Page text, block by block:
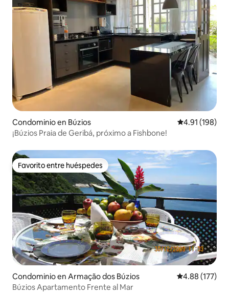
Condominio en Búzios Calificación
4.91 (198)
¡Búzios Praia de Geribá, próximo a Fishbone!
Favorito entre huéspedes
Favorito entre huéspedes
Condominio en Armação dos Búzios Calificación
4.88 (177)
Búzios Apartamento Frente al Mar